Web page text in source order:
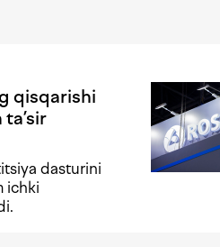
qisqarishi
dasturini
ichki